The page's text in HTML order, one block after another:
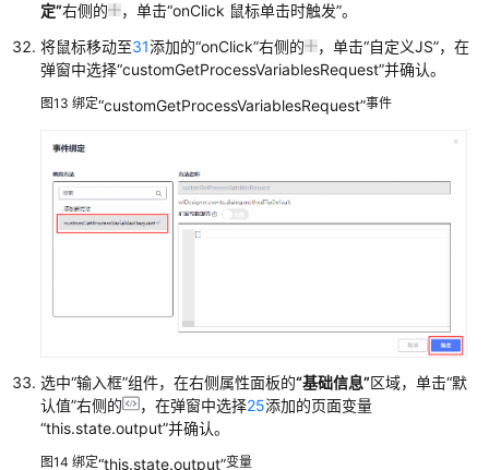
通
用
参
产
任
云
定”右侧的 ，单击“onClick 鼠标单击时触发”。
将鼠标移动至31添加的“onClick”右侧的 ，单击“自定义JS”，在
弹窗中选择“customGetProcessVariablesRequest”并确认。
图13 绑定“customGetProcessVariablesRequest”事件
选中“输入框”组件，在右侧属性面板的“基础信息”区域，单击“默
认值”右侧的 ，在弹窗中选择25添加的页面变量
“this.state.output”并确认。
图14 绑定“this.state.output”变量